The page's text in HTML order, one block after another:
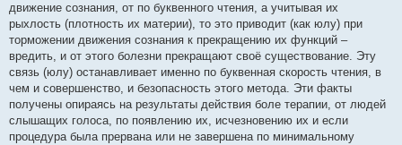
движение сознания, от по буквенного чтения, а учитывая их
рыхлость (плотность их материи), то это приводит (как юлу) при
торможении движения сознания к прекращению их функций –
вредить, и от этого болезни прекращают своё существование. Эту
связь (юлу) останавливает именно по буквенная скорость чтения, в
чем и совершенство, и безопасность этого метода. Эти факты
получены опираясь на результаты действия боле терапии, от людей
слышащих голоса, по появлению их, исчезновению их и если
процедура была прервана или не завершена по минимальному